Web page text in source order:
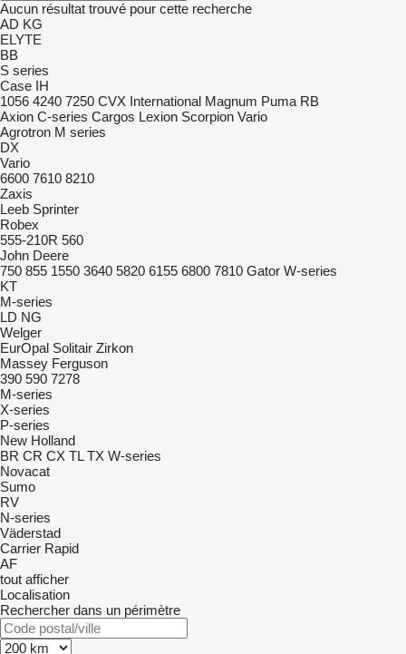
Aucun résultat trouvé pour cette recherche
AD KG
ELYTE
BB
S series
Case IH
1056 4240 7250 CVX International Magnum Puma RB
Axion C-series Cargos Lexion Scorpion Vario
Agrotron M series
DX
Vario
6600 7610 8210
Zaxis
Leeb Sprinter
Robex
555-210R 560
John Deere
750 855 1550 3640 5820 6155 6800 7810 Gator W-series
KT
M-series
LD NG
Welger
EurOpal Solitair Zirkon
Massey Ferguson
390 590 7278
M-series
X-series
P-series
New Holland
BR CR CX TL TX W-series
Novacat
Sumo
RV
N-series
Väderstad
Carrier Rapid
AF
tout afficher
Localisation
Rechercher dans un périmètre